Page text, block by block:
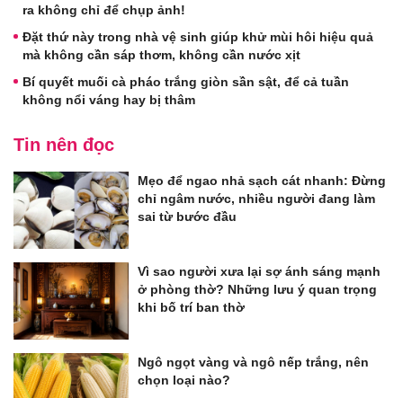
ra không chỉ để chụp ảnh!
Đặt thứ này trong nhà vệ sinh giúp khử mùi hôi hiệu quả
mà không cần sáp thơm, không cần nước xịt
Bí quyết muối cà pháo trắng giòn sần sật, để cả tuần
không nổi váng hay bị thâm
Tin nên đọc
Mẹo để ngao nhả sạch cát nhanh: Đừng
chỉ ngâm nước, nhiều người đang làm
sai từ bước đầu
Vì sao người xưa lại sợ ánh sáng mạnh
ở phòng thờ? Những lưu ý quan trọng
khi bố trí ban thờ
Ngô ngọt vàng và ngô nếp trắng, nên
chọn loại nào?